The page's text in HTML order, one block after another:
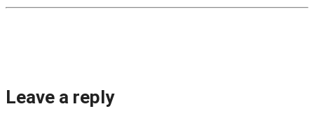
Leave a reply